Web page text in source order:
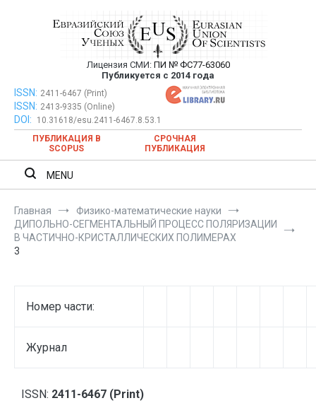
Евразийский Союз Ученых —
публикация научных статей в
ежемесячном научном журнале
Лицензия СМИ: ПИ № ФС77-63060
Публикуется с 2014 года
Евразийский Союз Ученых — публикация научных статей в
ежемесячном научном журнале
ISSN: 2411-6467 (Print)
ISSN: 2413-9335 (Online)
DOI:
10.31618/esu.2411-6467.8.53.1
ПУБЛИКАЦИЯ В
SCOPUS
СРОЧНАЯ
ПУБЛИКАЦИЯ
MENU
Главная
Физико-математические науки
ДИПОЛЬНО-СЕГМЕНТАЛЬНЫЙ ПРОЦЕСС ПОЛЯРИЗАЦИИ
В ЧАСТИЧНО-КРИСТАЛЛИЧЕСКИХ ПОЛИМЕРАХ
3
Номер части:
Журнал
ISSN: 2411-6467 (Print)